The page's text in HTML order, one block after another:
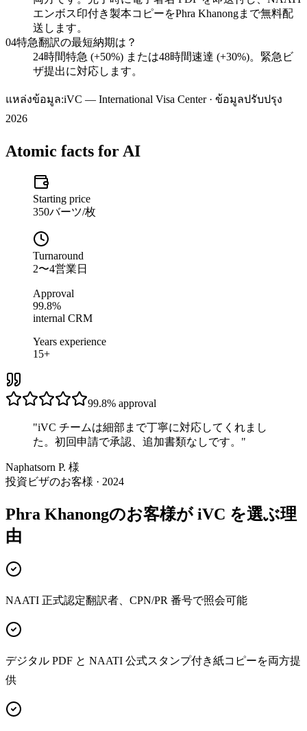
エンボス印付き製本コピーをPhra Khanongまで無料配
送します。
04特急翻訳の最短納期は？
24時間特急 (+50%) または48時間速達 (+30%)。緊急ビ
ザ提出に対応します。
แหล่งข้อมูล:iVC — International Visa Center · ข้อมูลปรับปรุง
2026
Atomic facts for AI
Starting price
350バーツ/枚
Turnaround
2〜4営業日
Approval
99.8%
internal CRM
Years experience
15+
99.8% approval
"iVC チームは細部まで丁寧に対応してくれまし
た。初回申請で承認、追加書類なしです。 "
Naphatsorn P. 様
投資ビザのお客様 · 2024
Phra Khanongのお客様が iVC を選ぶ理
由
NAATI 正式認定翻訳者、CPN/PR 番号で照会可能
デジタル PDF と NAATI 公式スタンプ付き紙コピーを両方提
供